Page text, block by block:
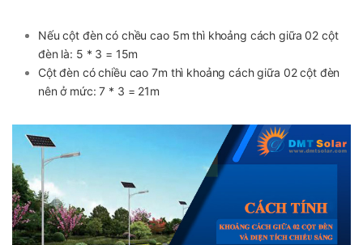
Nếu cột đèn có chều cao 5m thì khoảng cách giữa 02 cột
đèn là: 5 * 3 = 15m
Cột đèn có chiều cao 7m thì khoảng cách giữa 02 cột đèn
nên ở mức: 7 * 3 = 21m